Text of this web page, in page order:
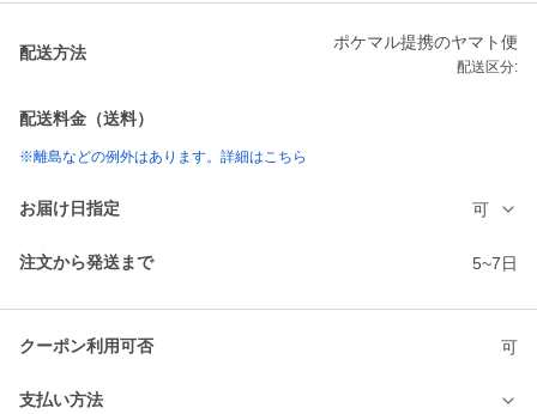
配送方法
ポケマル提携のヤマト便
配送区分:
配送料金（送料）
※離島などの例外はあります。詳細はこちら
お届け日指定 可
注文から発送まで 5~7日
クーポン利用可否 可
支払い方法